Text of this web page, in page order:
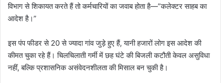
विभाग से शिकायत करते हैं तो कर्मचारियों का जवाब होता है—”कलेक्टर साहब का
आदेश है।”
इस पंप फीडर से 20 से ज्यादा गांव जुड़े हुए हैं, यानी हजारों लोग इस आदेश की
कीमत चुका रहे हैं। चिलचिलाती गर्मी में छह घंटे की बिजली कटौती केवल असुविधा
नहीं, बल्कि प्रशासनिक असंवेदनशीलता की मिसाल बन चुकी है।